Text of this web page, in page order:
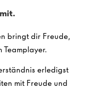
bringt dir Freude,
Teamplayer.
erledigst
mit Freude und